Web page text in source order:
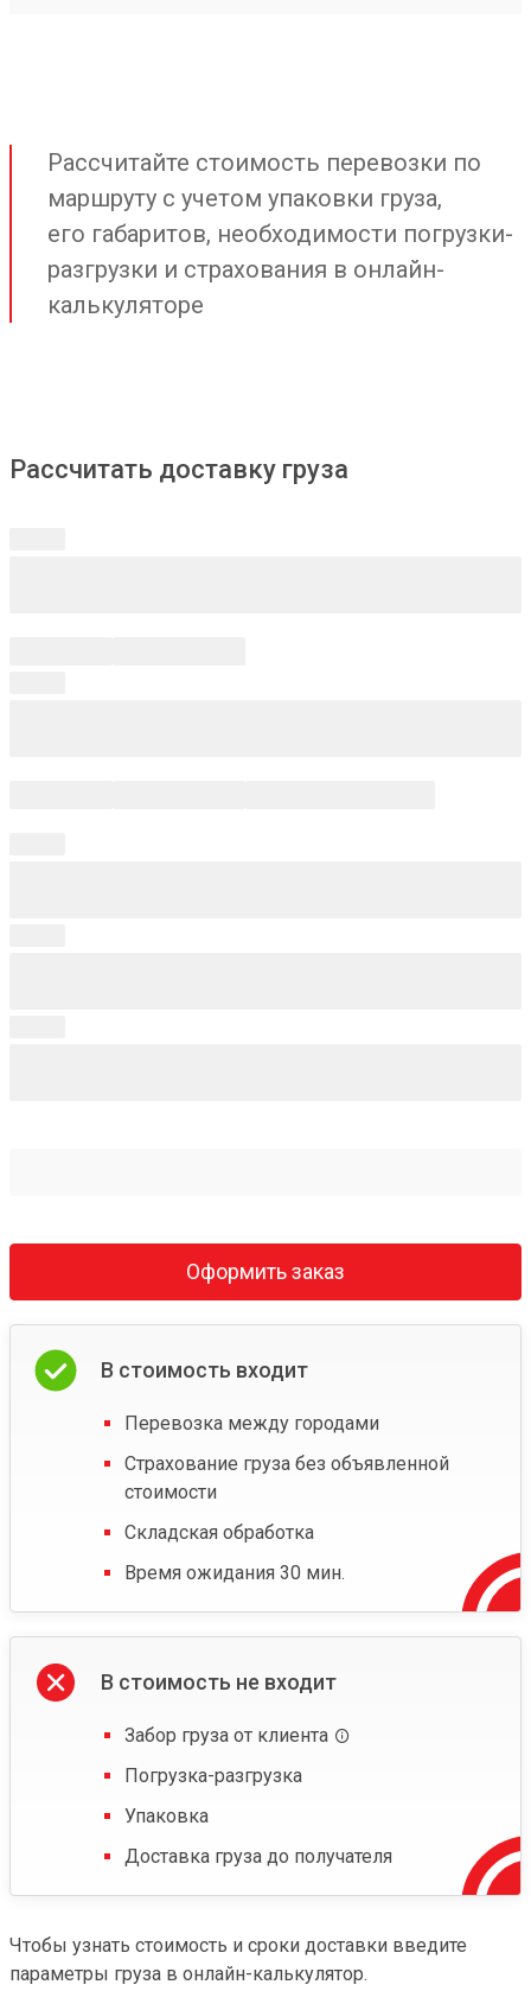
Рассчитайте стоимость перевозки по
маршруту с учетом упаковки груза,
его габаритов, необходимости погрузки-
разгрузки и страхования в онлайн-
калькуляторе
Рассчитать доставку груза
Оформить заказ
В стоимость входит
Перевозка между городами
Страхование груза без объявленной
стоимости
Складская обработка
Время ожидания 30 мин.
В стоимость не входит
Забор груза от клиента
Погрузка-разгрузка
Упаковка
Доставка груза до получателя
Чтобы узнать стоимость и сроки доставки введите
параметры груза в онлайн-калькулятор.